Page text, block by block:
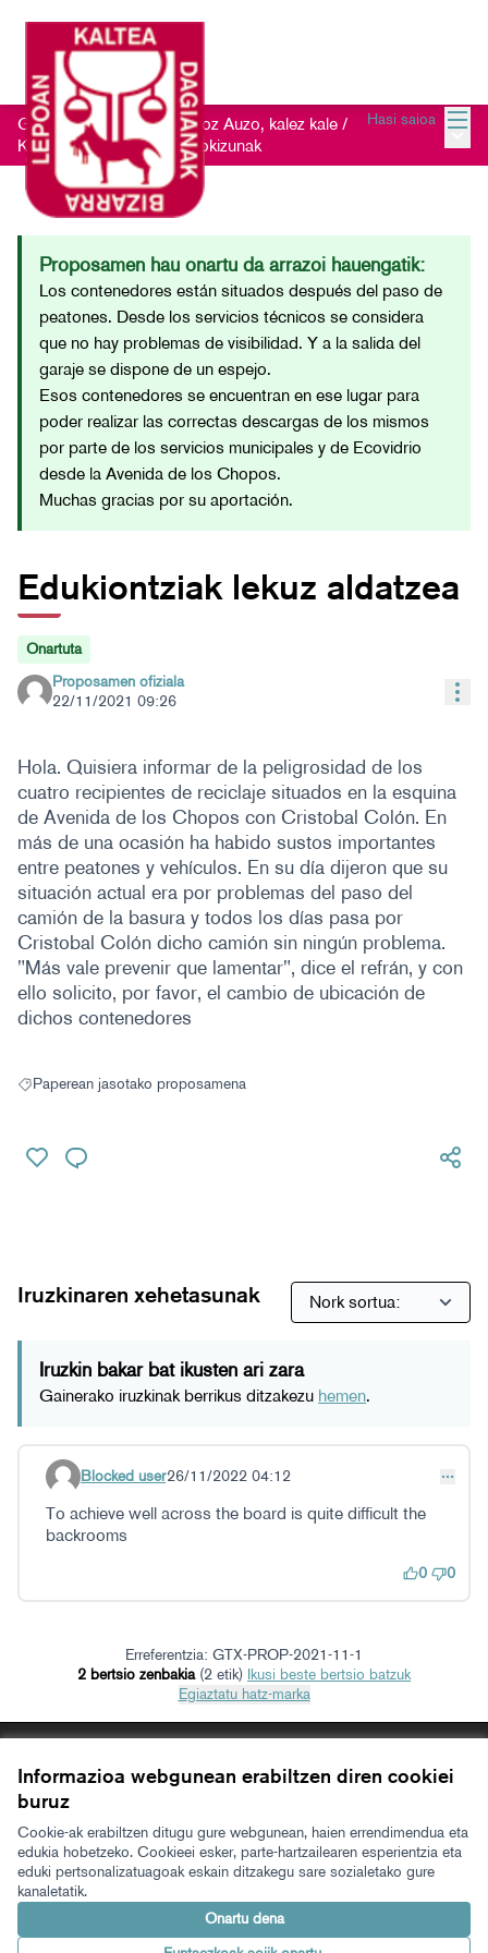
Informazioa webgunean erabiltzen diren cookiei
buruz
Cookie-ak erabiltzen ditugu gure webgunean, haien errendimendua eta
edukia hobetzeko. Cookieei esker, parte-hartzailearen esperientzia eta
eduki pertsonalizatuagoak eskain ditzakegu sare sozialetako gure
kanaletatik.
Onartu dena
Hasi saioa
Getxo Txukun 2021 - Auzoz Auzo, kalez kale /
Kontsultatu jasotako iradokizunak
Proposamen hau onartu da arrazoi hauengatik:
Los contenedores están situados después del paso de
peatones. Desde los servicios técnicos se considera
que no hay problemas de visibilidad. Y a la salida del
garaje se dispone de un espejo.
Esos contenedores se encuentran en ese lugar para
poder realizar las correctas descargas de los mismos
por parte de los servicios municipales y de Ecovidrio
desde la Avenida de los Chopos.
Muchas gracias por su aportación.
Edukiontziak lekuz aldatzea
Onartuta
Proposamen ofiziala
22/11/2021 09:26
Hola. Quisiera informar de la peligrosidad de los
cuatro recipientes de reciclaje situados en la esquina
de Avenida de los Chopos con Cristobal Colón. En
más de una ocasión ha habido sustos importantes
entre peatones y vehículos. En su día dijeron que su
situación actual era por problemas del paso del
camión de la basura y todos los días pasa por
Cristobal Colón dicho camión sin ningún problema.
"Más vale prevenir que lamentar", dice el refrán, y con
ello solicito, por favor, el cambio de ubicación de
dichos contenedores
Paperean jasotako proposamena hautaketaren emaitzak
Paperean jasotako proposamena
Iruzkinaren xehetasunak
Iruzkin bakar bat ikusten ari zara
Gainerako iruzkinak berrikus ditzakezu hemen­.
Iruzkindu 31
Blocked user26/11/2022 04:12
To achieve well across the board is quite difficult the
backrooms
0 0
Erreferentzia: GTX-PROP-2021-11-1
2 bertsio zenbakia(2 etik) ikusi beste bertsio batzuk
Egiaztatu hatz-marka
Cookien konfigurazioa
Zeugaz Xen
(Kanpoko esteka)
Zeugaz Facebooken
(Kanpoko esteka)
(Kanpoko esteka)
(Kanpoko esteka)
(Kanpoko esteka)
Euskara
Aukeratu hizkuntza Elegir el idioma